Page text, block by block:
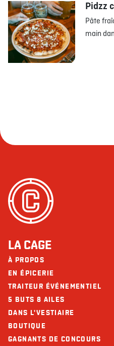
Pidzz
Pâte
main
LA CAGE
À PROPOS
EN ÉPICERIE
TRAITEUR ÉVÉNEMENTIEL
5 BUTS 8 AILES
DANS L'VESTIAIRE
BOUTIQUE
GAGNANTS DE CONCOURS